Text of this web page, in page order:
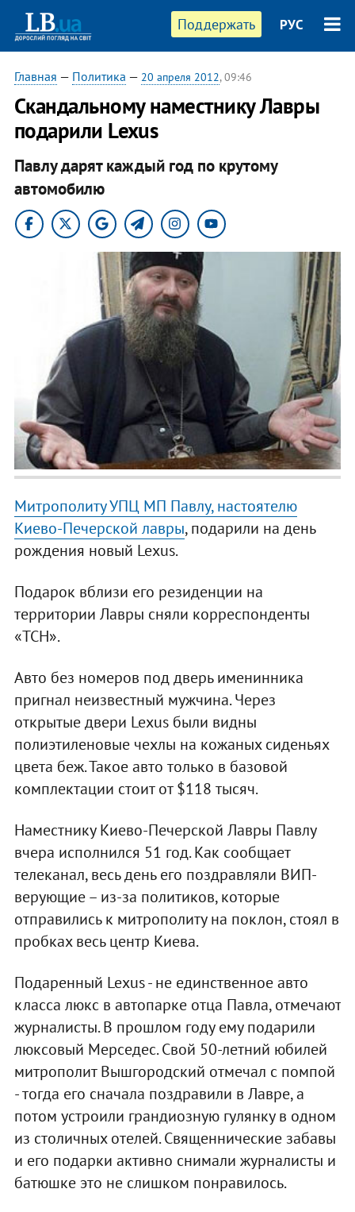
Поддержать РУС
Главная — Политика — 20 апреля 2012, 09:46
Скандальному наместнику Лавры
подарили Lexus
Павлу дарят каждый год по крутому
автомобилю
Митрополиту УПЦ МП Павлу, настоятелю
Киево-Печерской лавры, подарили на день
рождения новый Lexus.
Подарок вблизи его резиденции на
территории Лавры сняли корреспонденты
«ТСН».
Авто без номеров под дверь именинника
пригнал неизвестный мужчина. Через
открытые двери Lexus были видны
полиэтиленовые чехлы на кожаных сиденьях
цвета беж. Такое авто только в базовой
комплектации стоит от $118 тысяч.
Наместнику Киево-Печерской Лавры Павлу
вчера исполнился 51 год. Как сообщает
телеканал, весь день его поздравляли ВИП-
верующие – из-за политиков, которые
отправились к митрополиту на поклон, стоял в
пробках весь центр Киева.
Подаренный Lexus - не единственное авто
класса люкс в автопарке отца Павла, отмечают
журналисты. В прошлом году ему подарили
люксовый Мерседес. Свой 50-летний юбилей
митрополит Вышгородский отмечал с помпой
- тогда его сначала поздравили в Лавре, а
потом устроили грандиозную гулянку в одном
из столичных отелей. Священнические забавы
и его подарки активно снимали журналисты и
батюшке это не слишком понравилось.